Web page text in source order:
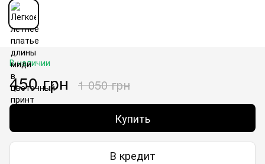
В наличии
450 грн 1 050 грн
Купить
В кредит